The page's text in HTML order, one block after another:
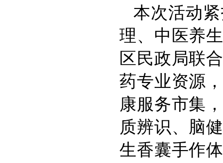
本次活动
理、中医养
区民政局联
药专业资源
康服务市集
质辨识、脑
生香囊手作